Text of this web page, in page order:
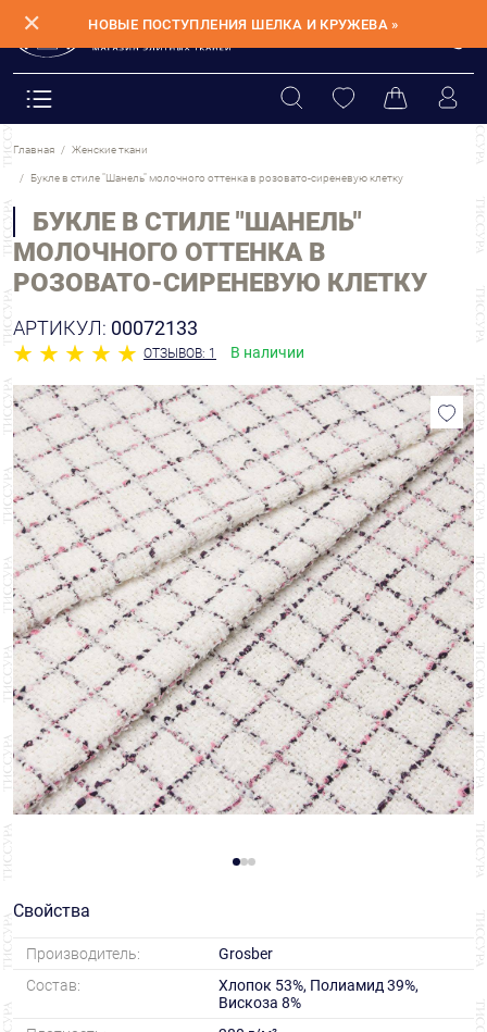
✕ НОВЫЕ ПОСТУПЛЕНИЯ ШЕЛКА И КРУЖЕВА »
Главная Женские ткани
Букле в стиле "Шанель" молочного оттенка в розовато-сиреневую клетку
БУКЛЕ В СТИЛЕ "ШАНЕЛЬ"
МОЛОЧНОГО ОТТЕНКА В
РОЗОВАТО-СИРЕНЕВУЮ КЛЕТКУ
АРТИКУЛ: 00072133
ОТЗЫВОВ: 1 В наличии
Свойства
Производитель:
Grosber
Состав:
Хлопок 53%, Полиамид 39%,
Вискоза 8%